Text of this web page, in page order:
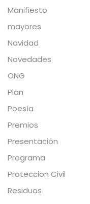
Manifiesto
mayores
Navidad
Novedades
ONG
Plan
Poesía
Premios
Presentación
Programa
Proteccion Civil
Residuos